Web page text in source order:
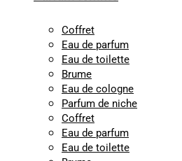
Coffret
Eau de parfum
Eau de toilette
Brume
Eau de cologne
Parfum de niche
Coffret
Eau de parfum
Eau de toilette